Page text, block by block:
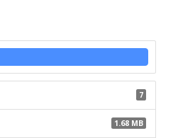
7
1.68 MB